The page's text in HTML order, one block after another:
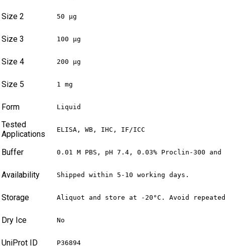
Size 2 50 µg
Size 3 100 µg
Size 4 200 µg
Size 5 1 mg
Form Liquid
Tested
Applications
ELISA, WB, IHC, IF/ICC
Buffer 0.01 M PBS, pH 7.4, 0.03% Proclin-300 and
Availability Shipped within 5-10 working days.
Storage Aliquot and store at -20°C. Avoid
Dry Ice No
UniProt ID P36894